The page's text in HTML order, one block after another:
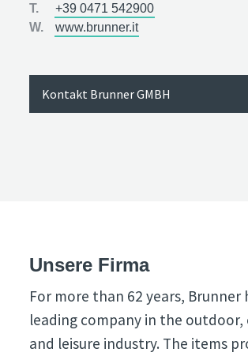
T.
+39 0471 542900
W.
www.brunner.it
Kontakt Brunner GMBH
Unsere Firma
For more than 62 years, Brunner
leading company in the outdoor,
and leisure industry. The items